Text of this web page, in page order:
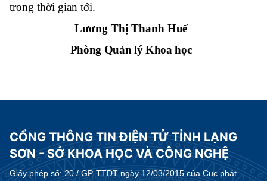
trong thời gian tới.
Lương Thị Thanh Huế
Phòng Quản lý Khoa học
CỔNG THÔNG TIN ĐIỆN TỬ TỈNH LẠNG
SƠN - SỞ KHOA HỌC VÀ CÔNG NGHỆ
Giấy phép số:20 / GP-TTĐT ngày 12/03/2015 của Cục phát